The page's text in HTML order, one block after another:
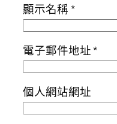
顯示名稱*
電子郵件地址*
個人網站網址